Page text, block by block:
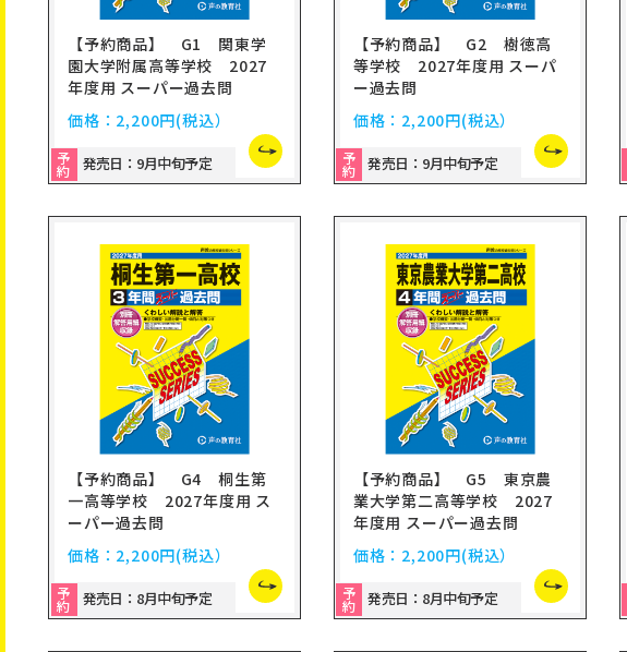
【予約商品】 G1 関東学
園大学附属高等学校 2027
年度用 スーパー過去問
価格： 2,200円(税込）
予
約 発売日：9月中旬予定
【予約商品】 G2 樹徳高
等学校 2027年度用 スーパ
ー過去問
価格： 2,200円(税込）
予
約 発売日：9月中旬予定
【予約商品】 G4 桐生第
一高等学校 2027年度用 ス
ーパー過去問
価格： 2,200円(税込）
予
約 発売日：8月中旬予定
【予約商品】 G5 東京農
業大学第二高等学校 2027
年度用 スーパー過去問
価格： 2,200円(税込）
予
約 発売日：8月中旬予定